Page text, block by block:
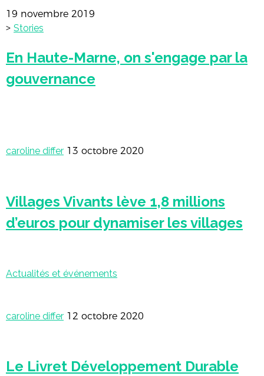
19 novembre 2019
> Stories
En Haute-Marne, on s'engage par la
gouvernance
caroline differ 13 octobre 2020
Villages Vivants lève 1,8 millions
d’euros pour dynamiser les villages
Actualités et événements
caroline differ 12 octobre 2020
Le Livret Développement Durable